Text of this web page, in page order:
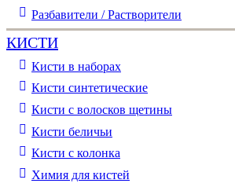
Разбавители / Растворители
КИСТИ
Кисти в наборах
Кисти синтетические
Кисти с волосков щетины
Кисти беличьи
Кисти с колонка
Химия для кистей